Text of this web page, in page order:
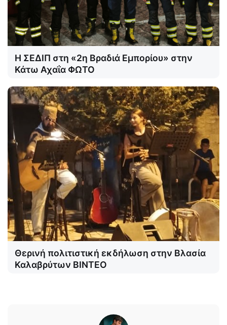
Η ΣΕΔΙΠ στη «2η Βραδιά Εμπορίου» στην
Κάτω Αχαΐα ΦΩΤΟ
Θερινή πολιτιστική εκδήλωση στην Βλασία
Καλαβρύτων ΒΙΝΤΕΟ